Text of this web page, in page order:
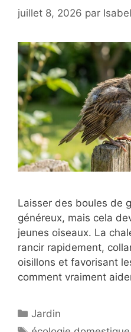
juillet 8, 2026 par
Laisser des boules de
généreux, mais cela
jeunes oiseaux. La
rancir rapidement,
oisillons et favorisant
comment vraiment
Catégories
Jardin
Étiquettes